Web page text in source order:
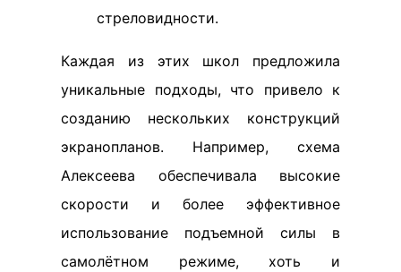
стреловидности.
Каждая из этих школ предложила
уникальные подходы, что привело к
созданию нескольких конструкций
экранопланов. Например, схема
Алексеева обеспечивала высокие
скорости и более эффективное
использование подъемной силы в
самолётном режиме, хоть и